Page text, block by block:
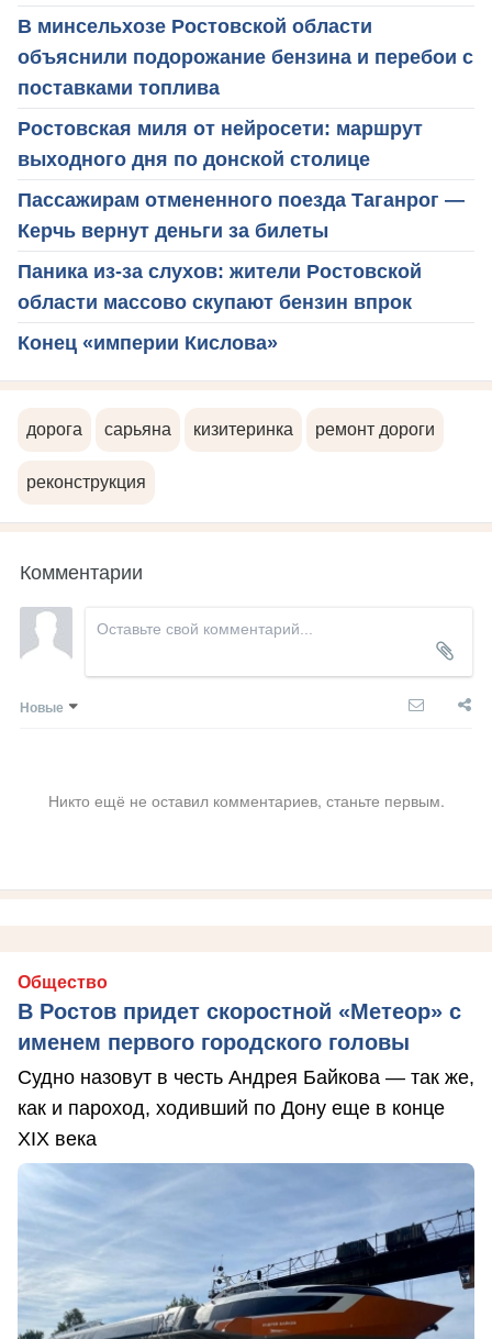
В минсельхозе Ростовской области
объяснили подорожание бензина и перебои с
поставками топлива
Ростовская миля от нейросети: маршрут
выходного дня по донской столице
Пассажирам отмененного поезда Таганрог —
Керчь вернут деньги за билеты
Паника из-за слухов: жители Ростовской
области массово скупают бензин впрок
Конец «империи Кислова»
дорога сарьяна кизитеринка ремонт дороги
реконструкция
Комментарии
Новые
Никто ещё не оставил комментариев, станьте первым.
Общество
В Ростов придет скоростной «Метеор» с
именем первого городского головы
Судно назовут в честь Андрея Байкова — так же,
как и пароход, ходивший по Дону еще в конце
XIX века